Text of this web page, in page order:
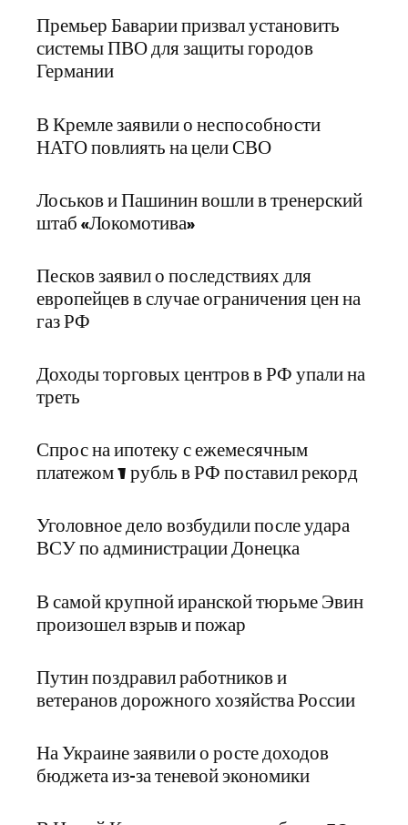
Премьер Баварии призвал установить
системы ПВО для защиты городов
Германии
В Кремле заявили о неспособности
НАТО повлиять на цели СВО
Лоськов и Пашинин вошли в тренерский
штаб «Локомотива»
Песков заявил о последствиях для
европейцев в случае ограничения цен на
газ РФ
Доходы торговых центров в РФ упали на
треть
Спрос на ипотеку с ежемесячным
платежом 1 рубль в РФ поставил рекорд
Уголовное дело возбудили после удара
ВСУ по администрации Донецка
В самой крупной иранской тюрьме Эвин
произошел взрыв и пожар
Путин поздравил работников и
ветеранов дорожного хозяйства России
На Украине заявили о росте доходов
бюджета из-за теневой экономики